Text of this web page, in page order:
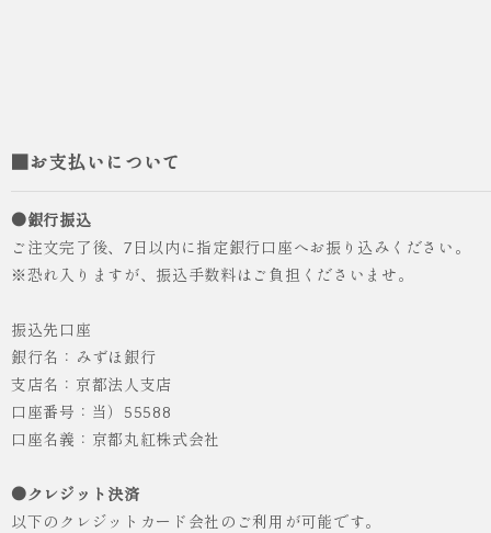
■お支払いについて
●銀行振込
ご注文完了後、7日以内に指定銀行口座へお振り込みください。
※恐れ入りますが、振込手数料はご負担くださいませ。
振込先口座
銀行名：みずほ銀行
支店名：京都法人支店
口座番号：当）55588
口座名義：京都丸紅株式会社
●クレジット決済
以下のクレジットカード会社のご利用が可能です。